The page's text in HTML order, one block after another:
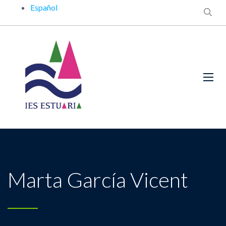
Español
Marta García Vicent